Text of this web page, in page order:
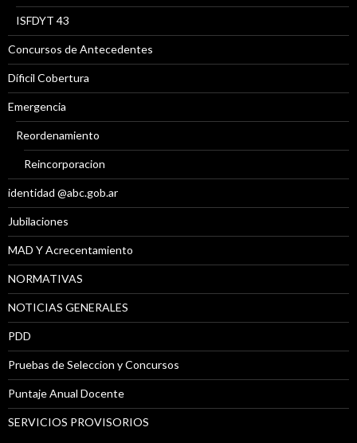
ISFDYT 43
Concursos de Antecedentes
Díficil Cobertura
Emergencia
Reordenamiento
Reincorporacion
identidad @abc.gob.ar
Jubilaciones
MAD Y Acrecentamiento
NORMATIVAS
NOTICIAS GENERALES
PDD
Pruebas de Seleccion y Concursos
Puntaje Anual Docente
SERVICIOS PROVISORIOS